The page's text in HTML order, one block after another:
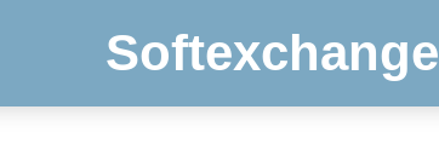
Softexchange